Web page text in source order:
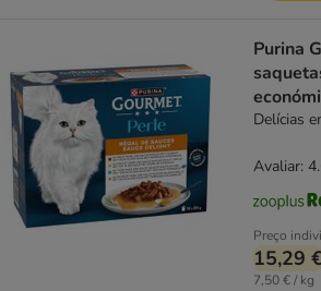
Purina
Delícias
Preço
15,29
7,50 € / kg
Avaliar: